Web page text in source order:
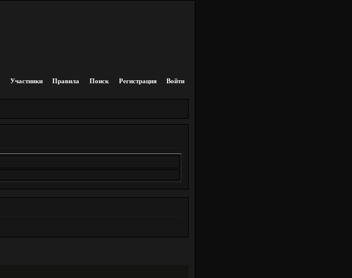
Участники Правила Поиск Регистрация Войти